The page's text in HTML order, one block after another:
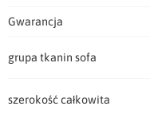
Gwarancja
grupa tkanin sofa
szerokość całkowita